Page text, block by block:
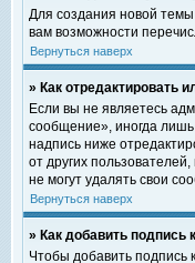
Для создания новой
вам возможности
Вернуться наверх
» Как отредактировать
Если вы не являетесь
сообщение», иногда
надпись ниже
от других
не могут удалять свои
Вернуться наверх
» Как добавить
Чтобы добавить подпись